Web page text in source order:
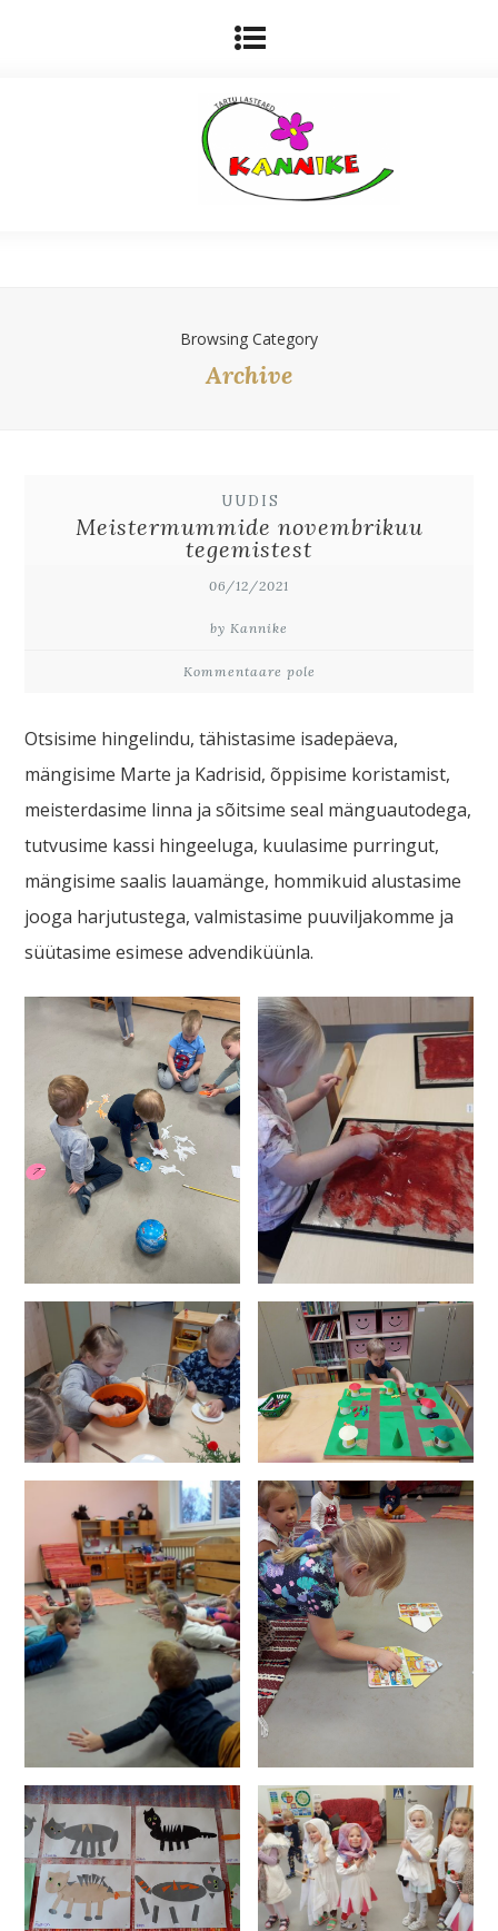
Browsing Category
Archive
UUDIS
Meistermummide novembrikuu
tegemistest
06/12/2021
by Kannike
Kommentaare pole
Otsisime hingelindu, tähistasime isadepäeva,
mängisime Marte ja Kadrisid, õppisime koristamist,
meisterdasime linna ja sõitsime seal mänguautodega,
tutvusime kassi hingeeluga, kuulasime purringut,
mängisime saalis lauamänge, hommikuid alustasime
jooga harjutustega, valmistasime puuviljakomme ja
süütasime esimese advendiküünla.